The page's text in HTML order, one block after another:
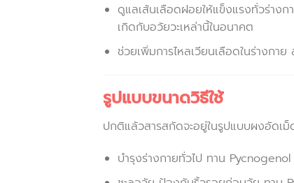
ดูแลเส้นเลือดฝอยให้แข็งแรงทั่วร่าง
เกิดกับอวัยวะเหล่านี้ในอนาคต
ช่วยเพิ่มการไหลเวียนเลือดในร่างกา
รูปแบบขนาดวิธีใช้
ปกติแล้วสารสกัดจะอยู่ในรูปแบบผงอัดเม็
บำรุงร่างกายทั่วไป ทาน